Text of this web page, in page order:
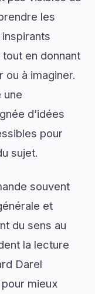
les
en donnant
à imaginer.
une
d’idées
pour
sujet.
souvent
et
du sens au
la lecture
Darel
mieux